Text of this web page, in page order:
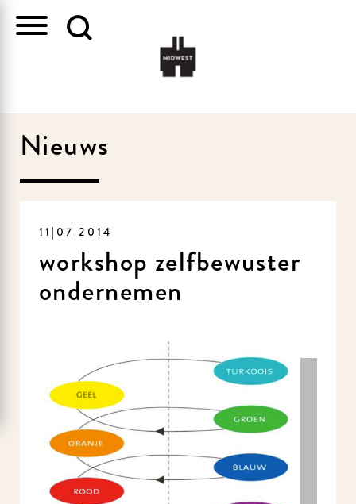
Nieuws
11|07|2014
workshop zelfbewuster
ondernemen